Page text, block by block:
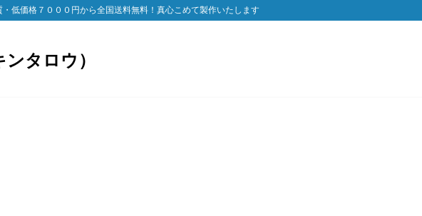
低価格７０００円から全国送料無料！真心こめて製作いたします